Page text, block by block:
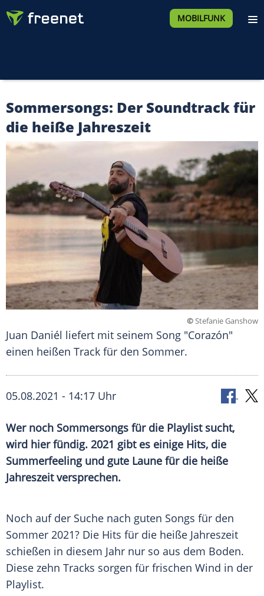
MOBILFUNK
Sommersongs: Der Soundtrack für
die heiße Jahreszeit
©Stefanie Ganshow
Juan Daniél liefert mit seinem Song "Corazón"
einen heißen Track für den Sommer.
05.08.2021 - 14:17 Uhr
Wer noch Sommersongs für die Playlistsucht,
wird hier fündig. 2021 gibt es einige Hits, die
Summerfeeling und gute Laune für die heiße
Jahreszeit versprechen.
Noch auf der Suche nach guten Songs für den
Sommer 2021? Die Hits für die heiße Jahreszeit
schießen in diesem Jahr nur so aus dem Boden.
Diese zehn Tracks sorgen für frischen Wind in der
Playlist.